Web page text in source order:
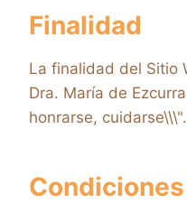
Finalidad
La finalidad del Sitio
Dra. María de
honrarse, cuidarse\\\".